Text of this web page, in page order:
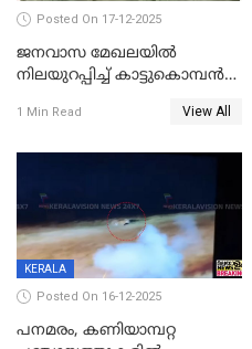
Posted On 17-12-2025
ജനവാസ മേഖലയില്‍
നിലയുറപ്പിച്ച് കാട്ടുകൊമ്പന്‍
1 Min Read View All
KERALA
Posted On 16-12-2025
പനമരം, കണിയാമ്പറ്റ